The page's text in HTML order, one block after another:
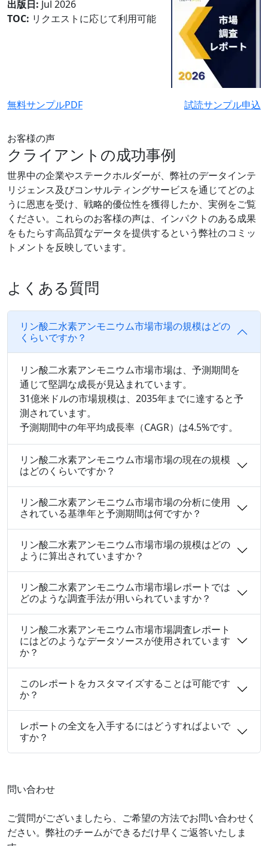
出版日: Jul 2026
TOC: リクエストに応じて利用可能
無料サンプルPDF 試読サンプル申込
お客様の声
クライアントの成功事例
世界中の企業やステークホルダーが、弊社のデータインテ
リジェンス及びコンサルティングサービスを通じてどのよ
うに恩恵を受け、戦略的優位性を獲得したか、実例をご覧
ください。これらのお客様の声は、インパクトのある成果
をもたらす高品質なデータを提供するという弊社のコミッ
トメントを反映しています。
よくある質問
リン酸二水素アンモニウム市場市場の規模はどの
くらいですか？
リン酸二水素アンモニウム市場市場は、予測期間を
通じて堅調な成長が見込まれています。
31億米ドルの市場規模は、2035年までに達すると予
測されています。
予測期間中の年平均成長率（CAGR）は4.5%です。
リン酸二水素アンモニウム市場市場の現在の規模
はどのくらいですか？
リン酸二水素アンモニウム市場市場の分析に使用
されている基準年と予測期間は何ですか？
リン酸二水素アンモニウム市場市場の規模はどの
ように算出されていますか？
リン酸二水素アンモニウム市場市場レポートでは
どのような調査手法が用いられていますか？
リン酸二水素アンモニウム市場市場調査レポート
にはどのようなデータソースが使用されています
か？
このレポートをカスタマイズすることは可能です
か？
レポートの全文を入手するにはどうすればよいで
すか？
問い合わせ
ご質問がございましたら、ご希望の方法でお問い合わせく
ださい。弊社のチームができるだけ早くご返答いたしま